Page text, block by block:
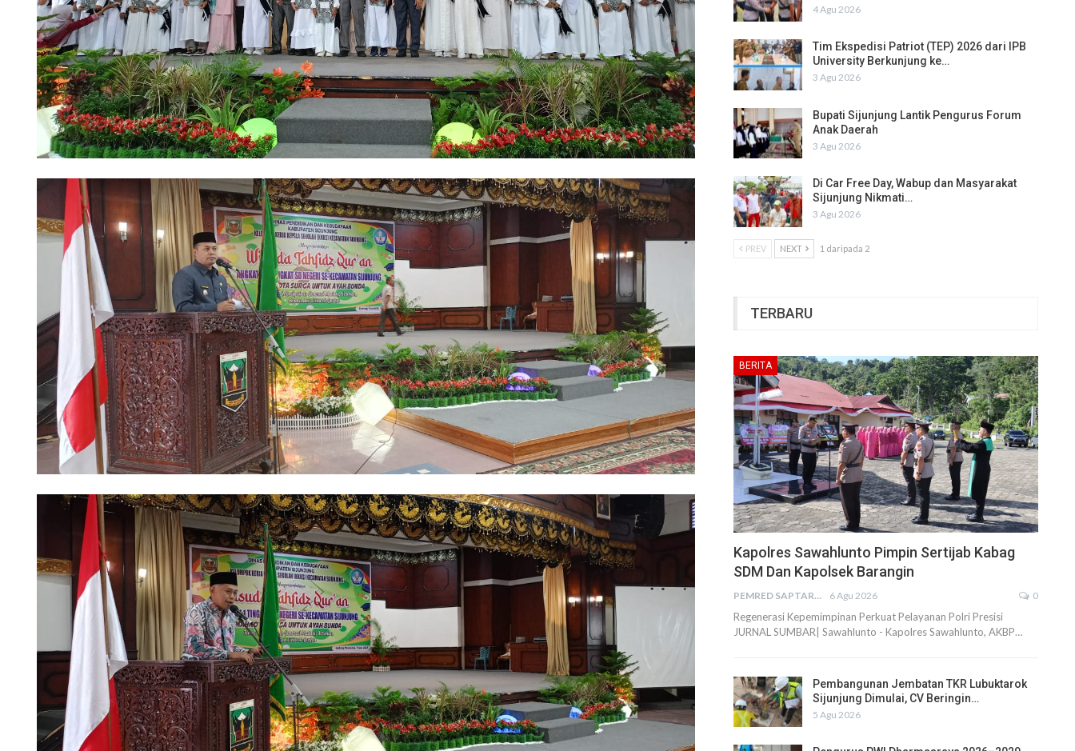
4 Agu 2026
Tim Ekspedisi Patriot (TEP) 2026 dari IPB
University Berkunjung ke…
3 Agu 2026
Bupati Sijunjung Lantik Pengurus Forum
Anak Daerah
3 Agu 2026
Di Car Free Day, Wabup dan Masyarakat
Sijunjung Nikmati…
3 Agu 2026
PREV NEXT 1 daripada 2
TERBARU
BERITA
Kapolres Sawahlunto Pimpin Sertijab Kabag
SDM Dan Kapolsek Barangin
PEMRED SAPTARIUS 6 Agu 2026 0
Regenerasi Kepemimpinan Perkuat Pelayanan Polri Presisi
JURNAL SUMBAR| Sawahlunto - Kapolres Sawahlunto, AKBP…
Pembangunan Jembatan TKR Lubuktarok
Sijunjung Dimulai, CV Beringin…
5 Agu 2026